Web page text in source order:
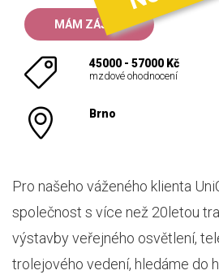
MÁM ZÁJEM
45000 - 57000 Kč
mzdové ohodnocení
Brno
Pro našeho váženého klienta
společnost s více než 20letou
výstavby veřejného osvětlení,
trolejového vedení, hledáme do